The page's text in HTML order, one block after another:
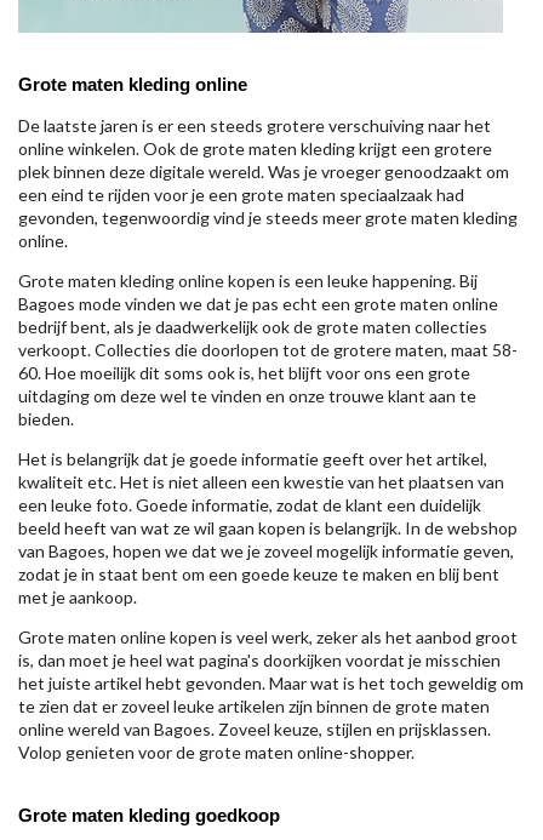
Grote maten kleding online
De laatste jaren is er een steeds grotere verschuiving naar het
online winkelen. Ook de grote maten kleding krijgt een grotere
plek binnen deze digitale wereld. Was je vroeger genoodzaakt om
een eind te rijden voor je een grote maten speciaalzaak had
gevonden, tegenwoordig vind je steeds meer grote maten kleding
online.
Grote maten kleding online kopen is een leuke happening. Bij
Bagoes mode vinden we dat je pas echt een grote maten online
bedrijf bent, als je daadwerkelijk ook de grote maten collecties
verkoopt. Collecties die doorlopen tot de grotere maten, maat 58-
60. Hoe moeilijk dit soms ook is, het blijft voor ons een grote
uitdaging om deze wel te vinden en onze trouwe klant aan te
bieden.
Het is belangrijk dat je goede informatie geeft over het artikel,
kwaliteit etc. Het is niet alleen een kwestie van het plaatsen van
een leuke foto. Goede informatie, zodat de klant een duidelijk
beeld heeft van wat ze wil gaan kopen is belangrijk. In de webshop
van Bagoes, hopen we dat we je zoveel mogelijk informatie geven,
zodat je in staat bent om een goede keuze te maken en blij bent
met je aankoop.
Grote maten online kopen is veel werk, zeker als het aanbod groot
is, dan moet je heel wat pagina's doorkijken voordat je misschien
het juiste artikel hebt gevonden. Maar wat is het toch geweldig om
te zien dat er zoveel leuke artikelen zijn binnen de grote maten
online wereld van Bagoes. Zoveel keuze, stijlen en prijsklassen.
Volop genieten voor de grote maten online-shopper.
Grote maten kleding goedkoop